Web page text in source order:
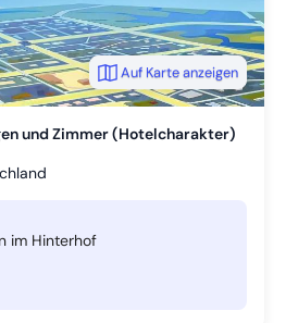
und Zimmer (Hotelcharakter)
im Hinterhof
Auf Karte anzeigen